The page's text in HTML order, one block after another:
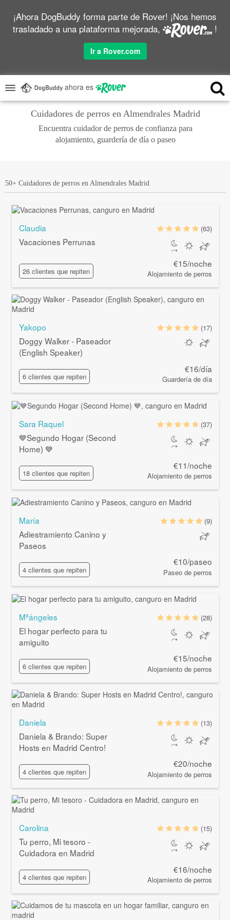
¡Ahora DogBuddy forma parte de Rover! ¡Nos hemos
trasladado a una plataforma mejorada,
!
Ir a Rover.com
ahora es
Cuidadores de perros en Almendrales Madrid
Encuentra cuidador de perros de confianza para
alojamiento, guardería de día o paseo
50+ Cuidadores de perros en Almendrales Madrid
Claudia
Vacaciones Perrunas
26 clientes que repiten
(63)
€15/noche
Alojamiento de perros
Yakopo
Doggy Walker - Paseador
(English Speaker)
6 clientes que repiten
(17)
€16/día
Guardería de día
Sara Raquel
💙Segundo Hogar (Second
Home) 💙
18 clientes que repiten
(37)
€11/noche
Alojamiento de perros
María
Adiestramiento Canino y
Paseos
4 clientes que repiten
(9)
€10/paseo
Paseo de perros
Mªángeles
El hogar perfecto para tu
amiguito
6 clientes que repiten
(28)
€15/noche
Alojamiento de perros
Daniela
Daniela & Brando: Super
Hosts en Madrid Centro!
4 clientes que repiten
(13)
€20/noche
Alojamiento de perros
Carolina
Tu perro, Mi tesoro -
Cuidadora en Madrid
4 clientes que repiten
(15)
€16/noche
Alojamiento de perros